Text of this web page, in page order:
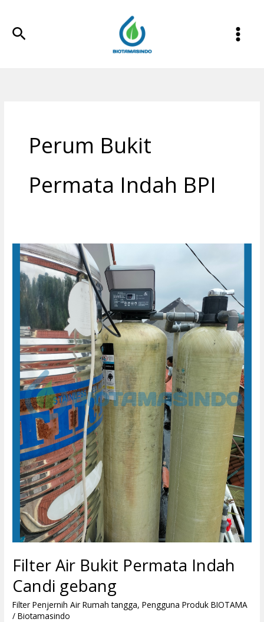
konten
Cari
Perum Bukit
Permata Indah BPI
Filter Air Bukit Permata Indah
Candi gebang
Filter Penjernih Air Rumah tangga,Pengguna Produk BIOTAMA
/Biotamasindo
Filter
Air
Bukit
Permata
Indah
Candi
gebang